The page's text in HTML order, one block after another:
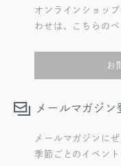
オンラインショッ
わせは、こちらの
お
メールマガジン
メールマガジンに
季節ごとのイベン